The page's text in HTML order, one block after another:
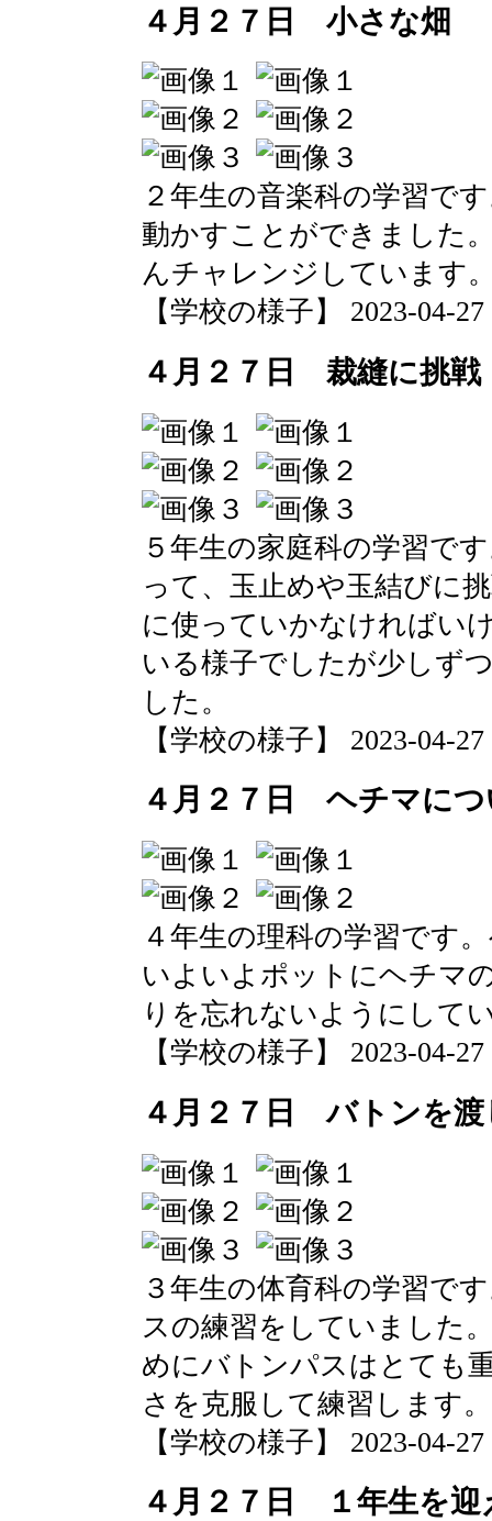
４月２７日 小さな畑
２年生の音楽科の学習で
動かすことができました
んチャレンジしています
【学校の様子】 2023-04-
４月２７日 裁縫に挑戦
５年生の家庭科の学習で
って、玉止めや玉結びに
に使っていかなければい
いる様子でしたが少しず
した。
【学校の様子】 2023-04-
４月２７日 ヘチマにつ
４年生の理科の学習です
いよいよポットにヘチマ
りを忘れないようにして
【学校の様子】 2023-04-
４月２７日 バトンを渡
３年生の体育科の学習で
スの練習をしていました
めにバトンパスはとても
さを克服して練習します。
【学校の様子】 2023-04-
４月２７日 １年生を迎